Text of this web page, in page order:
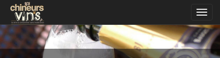
le